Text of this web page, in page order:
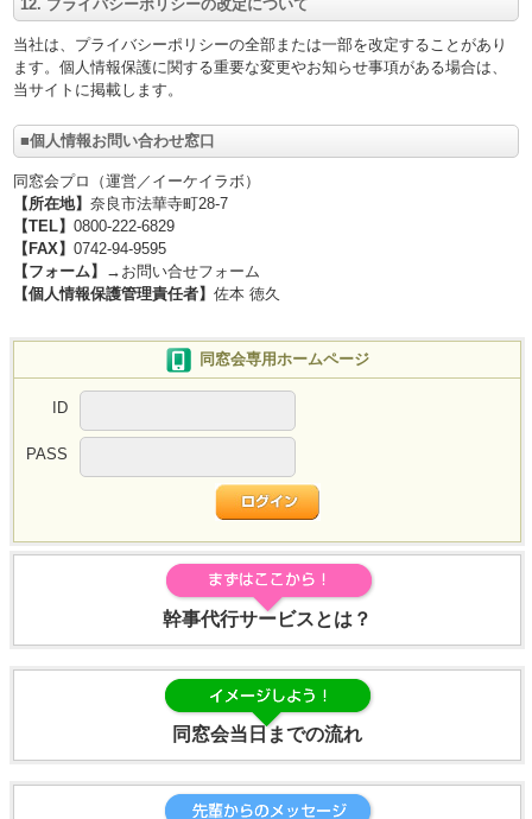
12. プライバシーポリシーの改定について
当社は、プライバシーポリシーの全部または一部を改定することがあり
ます。個人情報保護に関する重要な変更やお知らせ事項がある場合は、
当サイトに掲載します。
■個人情報お問い合わせ窓口
同窓会プロ（運営／イーケイラボ）
【所在地】奈良市法華寺町28-7
【TEL】0800-222-6829
【FAX】0742-94-9595
【フォーム】→ お問い合せフォーム
【個人情報保護管理責任者】佐本 徳久
同窓会専用ホームページ
ID
PASS
幹事代行サービスとは？
同窓会当日までの流れ